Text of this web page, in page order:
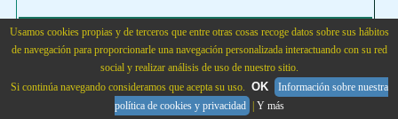
Usamos cookies propias y de terceros que entre otras cosas recoge datos sobre sus hábitos
de navegación para proporcionarle una navegación personalizada interactuando con su red
social y realizar análisis de uso de nuestro sitio.
Si continúa navegando consideramos que acepta su uso. OK
Información sobre nuestra
política de cookies y privacidad
Y más
Profesores que imparten Regresion:
• Luis Miguel, Licenciado en Matemáticas, licenciado
en ciencias y técnicas estadísticas, máster en
Estadística Aplicada, máster en profesorado de